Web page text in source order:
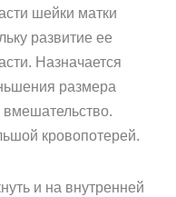
шейки матки
развитие ее
Назначается
размера
кровопотерей.
и на внутренней